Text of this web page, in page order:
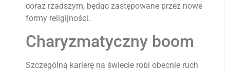
coraz rzadszym, będąc zastępowane przez nowe
formy religijności.
Charyzmatyczny boom
Szczególną karierę na świecie robi obecnie ruch